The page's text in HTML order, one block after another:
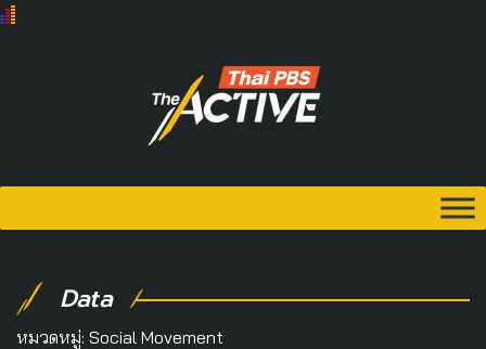
Data
หมวดหมู่: Social Movement